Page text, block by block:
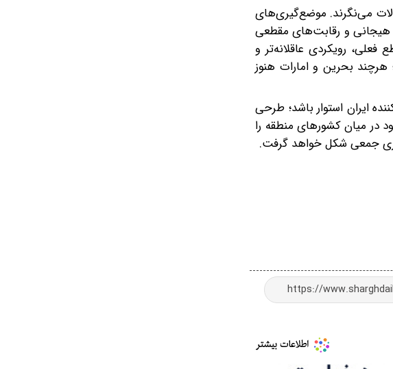
می‌نگرند. موضع‌گیری‌های
هیجانی و رقابت‌های مقطعی
رویکردی عاقلانه‌تر و
بحرین و امارات هنوز
ایران استوار باشد؛ طرحی
در میان کشورهای منطقه را
جمعی شکل خواهد گرفت.